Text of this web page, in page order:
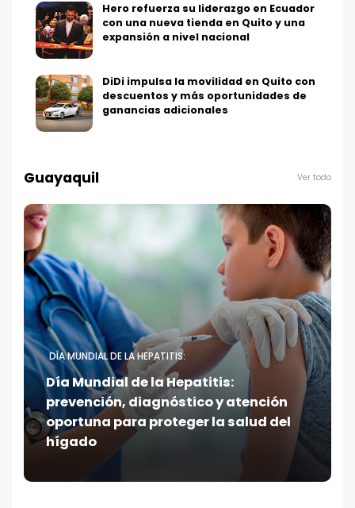
Hero refuerza su liderazgo en Ecuador
con una nueva tienda en Quito y una
expansión a nivel nacional
DiDi impulsa la movilidad en Quito con
descuentos y más oportunidades de
ganancias adicionales
Guayaquil Ver todo
DÍA MUNDIAL DE LA HEPATITIS:
Día Mundial de la Hepatitis:
prevención, diagnóstico y atención
oportuna para proteger la salud del
hígado